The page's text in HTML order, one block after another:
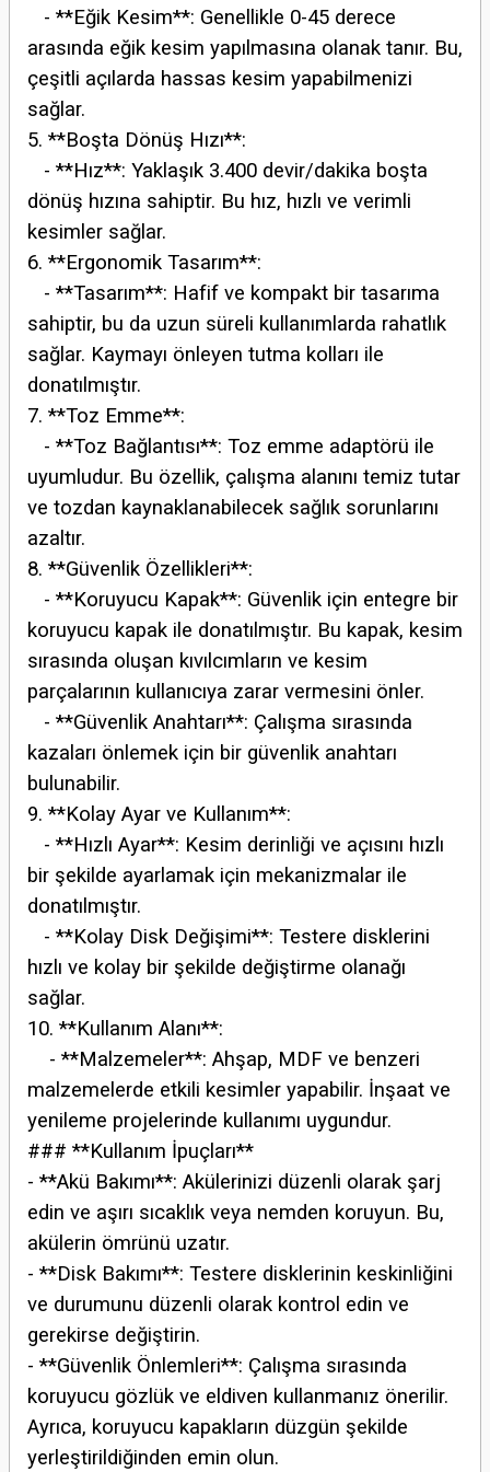
- **Eğik Kesim**: Genellikle 0-45 derece
arasında eğik kesim yapılmasına olanak tanır. Bu,
çeşitli açılarda hassas kesim yapabilmenizi
sağlar.
5. **Boşta Dönüş Hızı**:
- **Hız**: Yaklaşık 3.400 devir/dakika boşta
dönüş hızına sahiptir. Bu hız, hızlı ve verimli
kesimler sağlar.
6. **Ergonomik Tasarım**:
- **Tasarım**: Hafif ve kompakt bir tasarıma
sahiptir, bu da uzun süreli kullanımlarda rahatlık
sağlar. Kaymayı önleyen tutma kolları ile
donatılmıştır.
7. **Toz Emme**:
- **Toz Bağlantısı**: Toz emme adaptörü ile
uyumludur. Bu özellik, çalışma alanını temiz tutar
ve tozdan kaynaklanabilecek sağlık sorunlarını
azaltır.
8. **Güvenlik Özellikleri**:
- **Koruyucu Kapak**: Güvenlik için entegre bir
koruyucu kapak ile donatılmıştır. Bu kapak, kesim
sırasında oluşan kıvılcımların ve kesim
parçalarının kullanıcıya zarar vermesini önler.
- **Güvenlik Anahtarı**: Çalışma sırasında
kazaları önlemek için bir güvenlik anahtarı
bulunabilir.
9. **Kolay Ayar ve Kullanım**:
- **Hızlı Ayar**: Kesim derinliği ve açısını hızlı
bir şekilde ayarlamak için mekanizmalar ile
donatılmıştır.
- **Kolay Disk Değişimi**: Testere disklerini
hızlı ve kolay bir şekilde değiştirme olanağı
sağlar.
10. **Kullanım Alanı**:
- **Malzemeler**: Ahşap, MDF ve benzeri
malzemelerde etkili kesimler yapabilir. İnşaat ve
yenileme projelerinde kullanımı uygundur.
### **Kullanım İpuçları**
- **Akü Bakımı**: Akülerinizi düzenli olarak şarj
edin ve aşırı sıcaklık veya nemden koruyun. Bu,
akülerin ömrünü uzatır.
- **Disk Bakımı**: Testere disklerinin keskinliğini
ve durumunu düzenli olarak kontrol edin ve
gerekirse değiştirin.
- **Güvenlik Önlemleri**: Çalışma sırasında
koruyucu gözlük ve eldiven kullanmanız önerilir.
Ayrıca, koruyucu kapakların düzgün şekilde
yerleştirildiğinden emin olun.